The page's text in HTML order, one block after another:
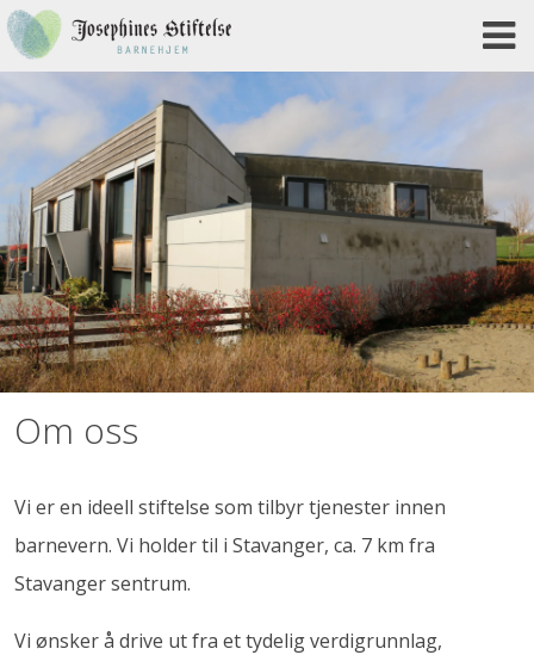
Skip
to
Om oss
Vi er en ideell stiftelse som tilbyr tjenester innen
barnevern. Vi holder til i Stavanger, ca. 7 km fra
Stavanger sentrum.
Vi ønsker å drive ut fra et tydelig verdigrunnlag,